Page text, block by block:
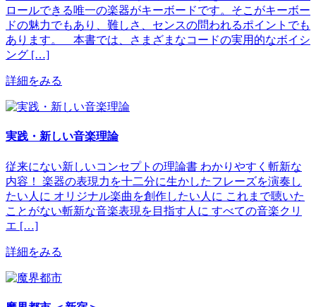
ロールできる唯一の楽器がキーボードです。そこがキーボー
ドの魅力でもあり、難しさ、センスの問われるポイントでも
あります。 本書では、さまざまなコードの実用的なボイシ
ング […]
詳細をみる
実践・新しい音楽理論
従来にない新しいコンセプトの理論書 わかりやすく斬新な
内容！ 楽器の表現力を十二分に生かしたフレーズを演奏し
たい人に オリジナル楽曲を創作したい人に これまで聴いた
ことがない斬新な音楽表現を目指す人に すべての音楽クリ
エ […]
詳細をみる